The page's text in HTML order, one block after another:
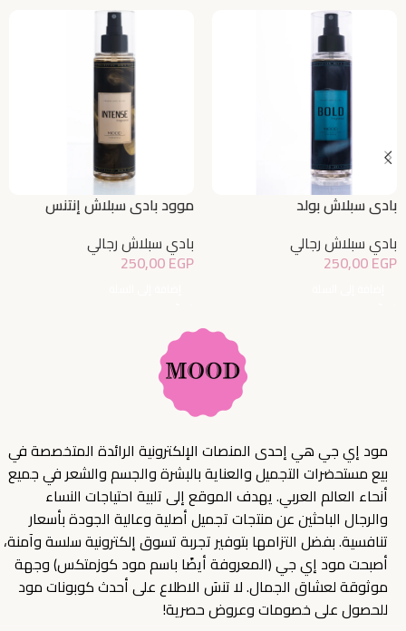
بادي سبلاش بولد
بادي سبلاش رجالي
250,00EGP
موود بادي سبلاش إنتنس
بادي سبلاش رجالي
250,00EGP
مود إي جي هي إحدى المنصات الإلكترونية الرائدة المتخصصة في
بيع مستحضرات التجميل والعناية بالبشرة والجسم والشعر في جميع
أنحاء العالم العربي. يهدف الموقع إلى تلبية احتياجات النساء
والرجال الباحثين عن منتجات تجميل أصلية وعالية الجودة بأسعار
تنافسية. بفضل التزامها بتوفير تجربة تسوق إلكترونية سلسة وآمنة،
أصبحت مود إي جي (المعروفة أيضًا باسم مود كوزمتكس) وجهة
موثوقة لعشاق الجمال. لا تنسَ الاطلاع على أحدث كوبونات مود
للحصول على خصومات وعروض حصرية!